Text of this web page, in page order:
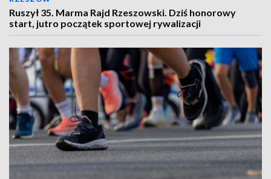
Ruszył 35. Marma Rajd Rzeszowski. Dziś honorowy
start, jutro początek sportowej rywalizacji